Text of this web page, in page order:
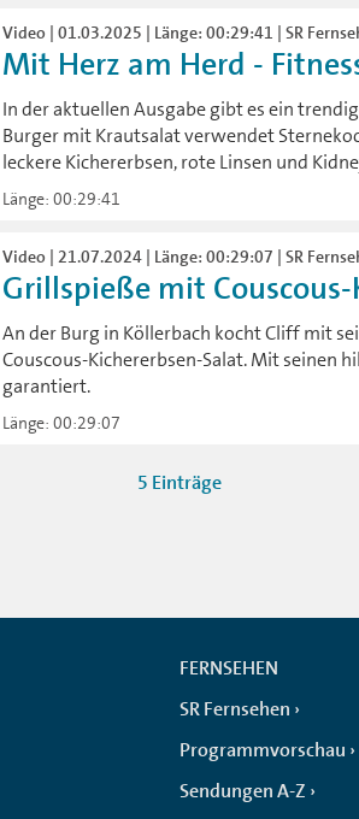
Video | 01.03.2025 | Länge: 00:29:41 | SR
Mit Herz am Herd -
In der aktuellen Ausgabe gibt es ein
Burger mit Krautsalat verwendet
leckere Kichererbsen, rote Linsen und
Länge: 00:29:41
Video | 21.07.2024 | Länge: 00:29:07 | SR
Grillspieße mit
An der Burg in Köllerbach kocht Cliff mit
Couscous-Kichererbsen-Salat. Mit seinen
garantiert.
Länge: 00:29:07
5 Einträge
FERNSEHEN
SR Fernsehen
Programmvorschau
Sendungen A-Z